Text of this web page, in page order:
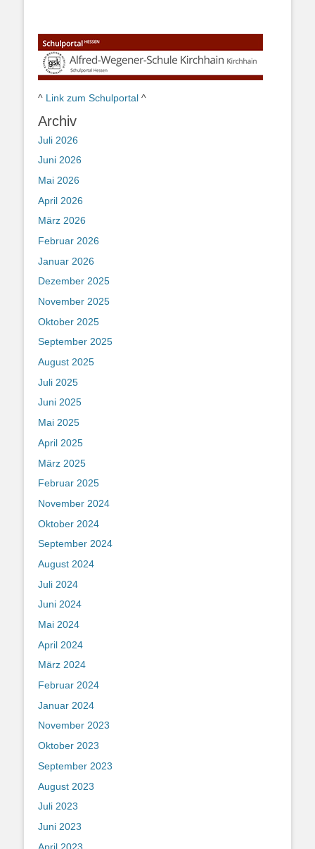
^ Link zum Schulportal ^
Archiv
Juli 2026
Juni 2026
Mai 2026
April 2026
März 2026
Februar 2026
Januar 2026
Dezember 2025
November 2025
Oktober 2025
September 2025
August 2025
Juli 2025
Juni 2025
Mai 2025
April 2025
März 2025
Februar 2025
November 2024
Oktober 2024
September 2024
August 2024
Juli 2024
Juni 2024
Mai 2024
April 2024
März 2024
Februar 2024
Januar 2024
November 2023
Oktober 2023
September 2023
August 2023
Juli 2023
Juni 2023
April 2023